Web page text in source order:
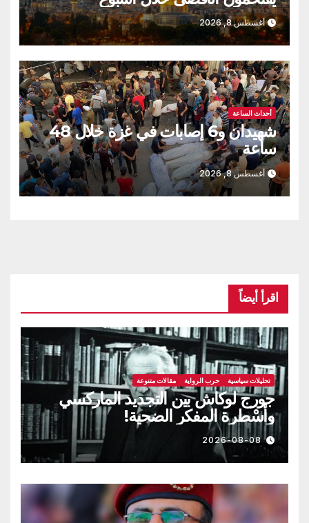
أغسطس 8, 2026
أحداث الساعة
شهيدان و6 إصابات في غزة خلال 48
ساعة
أغسطس 8, 2026
اقرأ أيضاً
تحليلات سياسية حرب الرواية مقالات متنوعة
جورج لوكاش بين التجديد الماركسي
وأسْطرة المفكر الضحية!
2026-08-08